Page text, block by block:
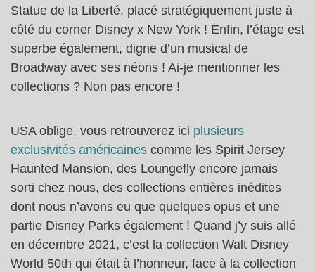
Statue de la Liberté, placé stratégiquement juste à
côté du corner Disney x New York ! Enfin, l’étage est
superbe également, digne d’un musical de
Broadway avec ses néons ! Ai-je mentionner les
collections ? Non pas encore !
USA oblige, vous retrouverez ici plusieurs
exclusivités américaines comme les Spirit Jersey
Haunted Mansion, des Loungefly encore jamais
sorti chez nous, des collections entières inédites
dont nous n’avons eu que quelques opus et une
partie Disney Parks également ! Quand j’y suis allé
en décembre 2021, c’est la collection Walt Disney
World 50th qui était à l’honneur, face à la collection